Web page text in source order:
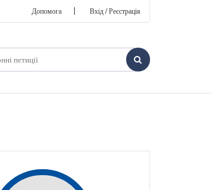
Допомога | Вхід / Реєстрація